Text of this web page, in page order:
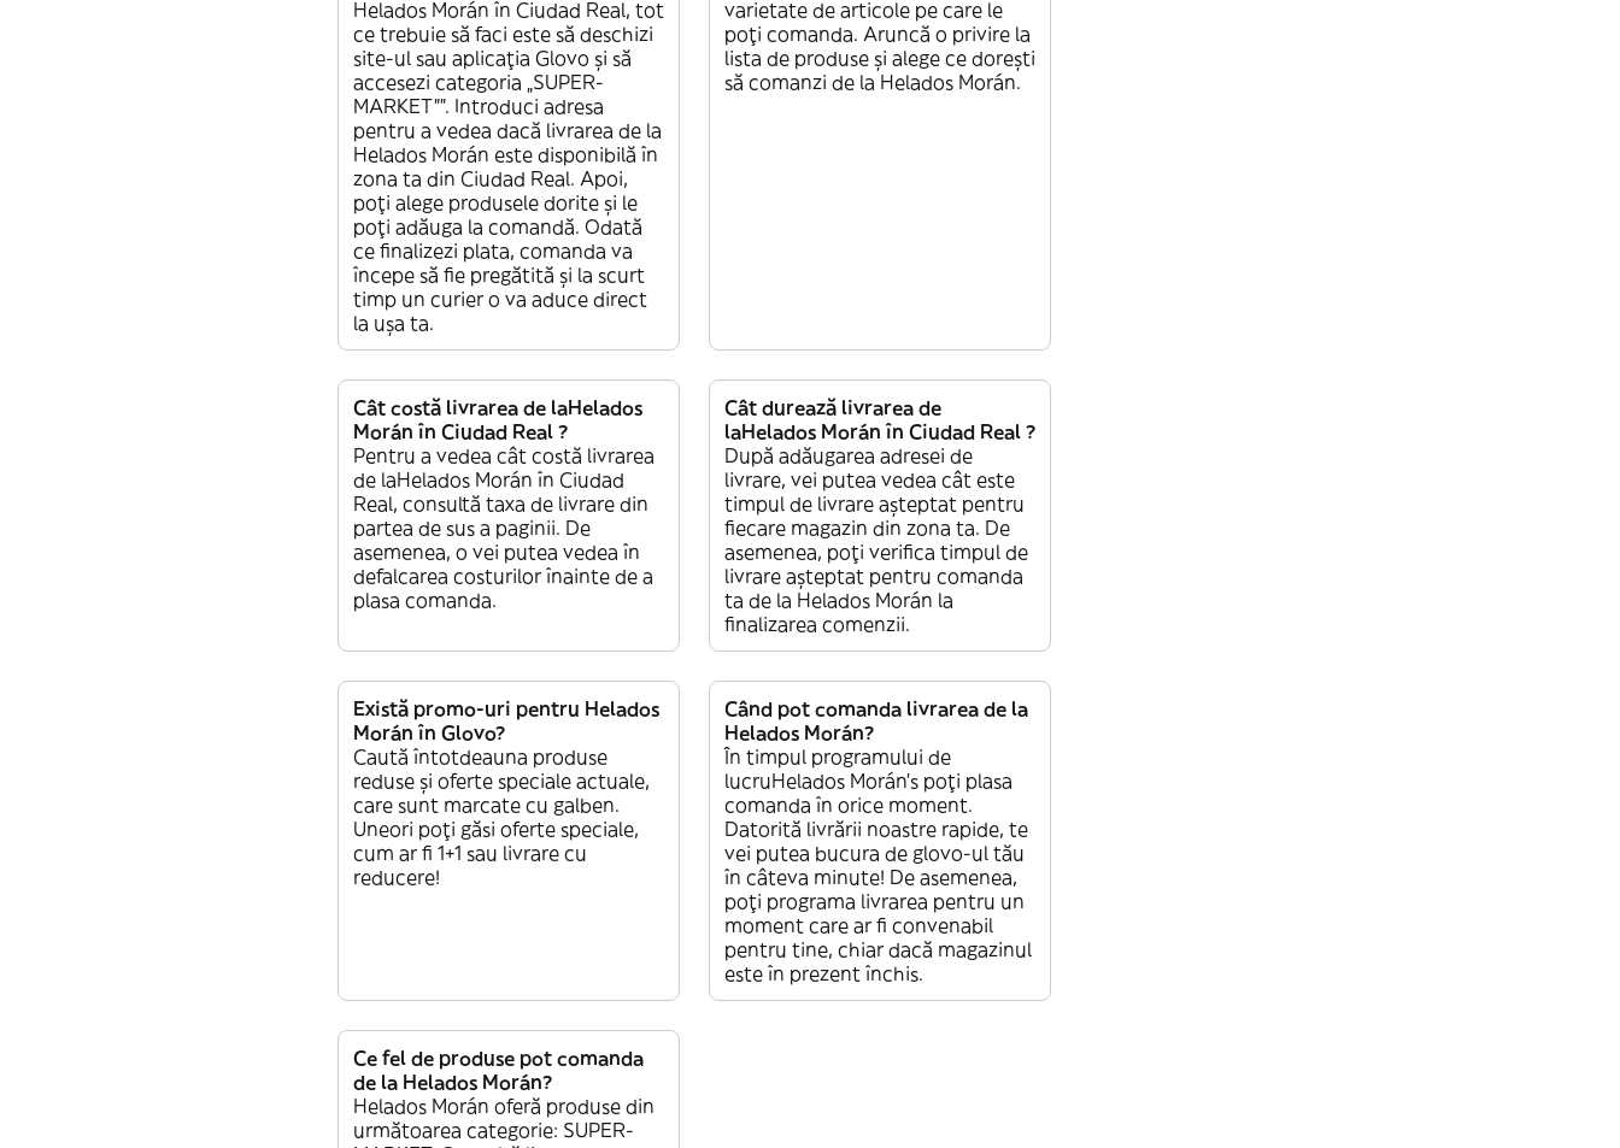
Helados Morán în Ciudad Real, tot
ce trebuie să faci este să deschizi
site-ul sau aplicația Glovo și să
accesezi categoria „SUPER-
MARKET””. Introduci adresa
pentru a vedea dacă livrarea de la
Helados Morán este disponibilă în
zona ta din Ciudad Real. Apoi,
poți alege produsele dorite și le
poți adăuga la comandă. Odată
ce finalizezi plata, comanda va
începe să fie pregătită și la scurt
timp un curier o va aduce direct
la ușa ta.
varietate de articole pe care le
poți comanda. Aruncă o privire la
lista de produse și alege ce dorești
să comanzi de la Helados Morán.
Cât costă livrarea de laHelados
Morán în Ciudad Real ?
Pentru a vedea cât costă livrarea
de laHelados Morán în Ciudad
Real, consultă taxa de livrare din
partea de sus a paginii. De
asemenea, o vei putea vedea în
defalcarea costurilor înainte de a
plasa comanda.
Cât durează livrarea de
laHelados Morán în Ciudad Real ?
După adăugarea adresei de
livrare, vei putea vedea cât este
timpul de livrare așteptat pentru
fiecare magazin din zona ta. De
asemenea, poți verifica timpul de
livrare așteptat pentru comanda
ta de la Helados Morán la
finalizarea comenzii.
Există promo-uri pentru Helados
Morán în Glovo?
Caută întotdeauna produse
reduse și oferte speciale actuale,
care sunt marcate cu galben.
Uneori poți găsi oferte speciale,
cum ar fi 1+1 sau livrare cu
reducere!
Când pot comanda livrarea de la
Helados Morán?
În timpul programului de
lucruHelados Morán’s poți plasa
comanda în orice moment.
Datorită livrării noastre rapide, te
vei putea bucura de glovo-ul tău
în câteva minute! De asemenea,
poți programa livrarea pentru un
moment care ar fi convenabil
pentru tine, chiar dacă magazinul
este în prezent închis.
Ce fel de produse pot comanda
de la Helados Morán?
Helados Morán oferă produse din
următoarea categorie: SUPER-